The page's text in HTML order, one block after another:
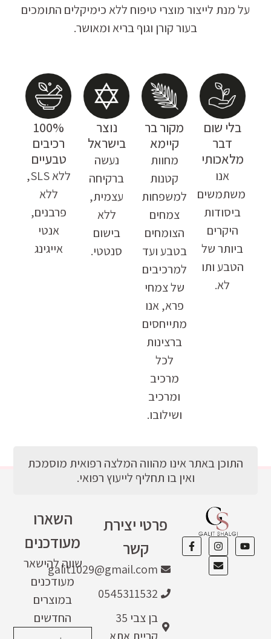
על מנת לייצור מוצרי טיפוח ללא כימיקלים התומכים
בעור קורן וגוף בריא ומאושר.
100%
רכיבים
טבעיים
ללא SLS,
ללא
פרבנים,
אנטי
אייגינג
נוצר
בישראל
נעשה
ברקיחה
עצמית,
ללא
בישום
סנטטי.
מקור בר
קיימא
מחוות
קטנות
למשפחות
צמחים
הצומחים
בטבע ועד
למרכיבים
של צמחי
פרא, אנו
מתייחסים
ברצינות
לכל
מרכיב
ומרכיב
ושילובו.
בלי שום
דבר
מלאכותי
אנו
משתמשים
ביסודות
היקרים
ביותר של
הטבע ותו
לא.
פרטי יצירת
קשר
galit1029@gmail.com
0545311532
בן צבי 35
השארו
מעודכנים
שווה להישאר
מעודכנים
במוצרים
החדשים
התוכן באתר אינו מהווה המלצה רפואית מוסמכת
ואין בו תחליף לייעוץ רפואי.